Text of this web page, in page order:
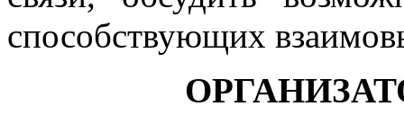
способствующих